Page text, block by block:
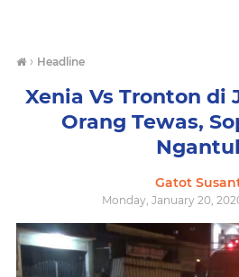
› Headline
Xenia Vs Tronton di
Orang Tewas,
Gatot
Monday, January 20,